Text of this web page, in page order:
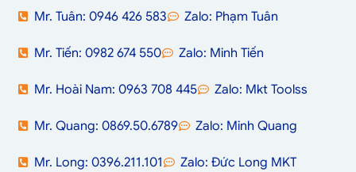
Mr. Tuân: 0946 426 583 Zalo: Phạm Tuân
Mr. Tiến: 0982 674 550 Zalo: Minh Tiến
Mr. Hoài Nam: 0963 708 445 Zalo: Mkt Toolss
Mr. Quang: 0869.50.6789 Zalo: Minh Quang
Mr. Long: 0396.211.101 Zalo: Đức Long MKT